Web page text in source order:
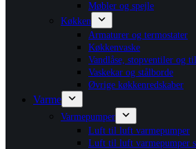
Møbler og spejle
Køkken
Armaturer og termostater
Køkkenvaske
Vandlåse, stopventiler og
Vaskekar og stålborde
Øvrige køkkenredskaber
Varme
Varmepumper
Luft til luft varmepumper
Luft til luft varmepumper